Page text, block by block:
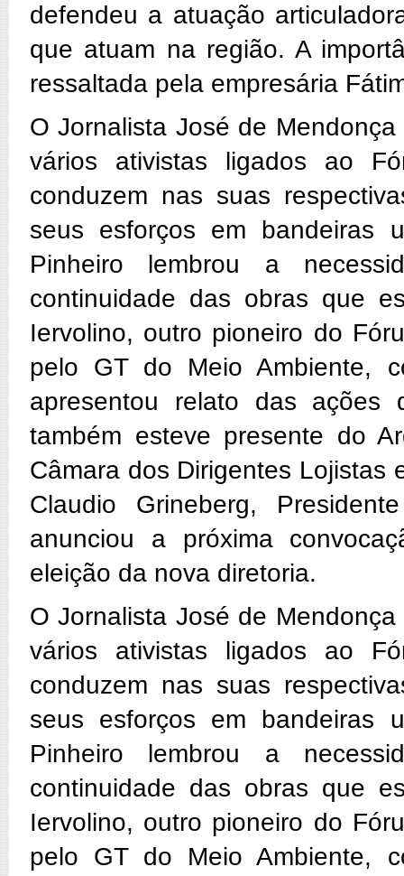
defendeu a atuação
que atuam na região. A
ressaltada pela empresária
O Jornalista José de
vários ativistas ligados ao
conduzem nas suas
seus esforços em bandeiras
Pinheiro lembrou a
continuidade das obras que
Iervolino, outro pioneiro do
pelo GT do Meio Ambiente,
apresentou relato das ações
também esteve presente do
Câmara dos Dirigentes Lojistas
Claudio Grineberg,
anunciou a próxima
eleição da nova diretoria.
O Jornalista José de
vários ativistas ligados ao
conduzem nas suas
seus esforços em bandeiras
Pinheiro lembrou a
continuidade das obras que
Iervolino, outro pioneiro do
pelo GT do Meio Ambiente,